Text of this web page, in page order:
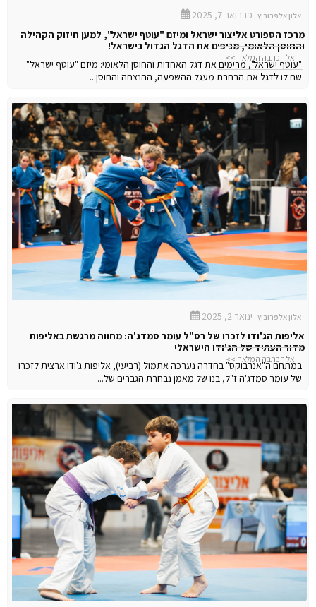
אלון אלפרוביץ פברואר 7, 2025
מרכז הספורט אליצור ישראל ומיזם "עוטף ישראל", למען חיזוק הקהילה
והחוסן הלאומי, מניפים את הדגל הגדול בישראל!
"עוטף ישראל", מרימים את דגל האחדות והחוסן הלאומי: מיזם "עוטף ישראל"
שם לו לדגל את הרחבת מעגל ההשפעה, ההנצחה והחוסן...
אל הכתבה המלאה >>
אלון אלפרוביץ ינואר 2, 2025
אליפות הג'ודו לזכרו של רס"ל עומר סמדג'ה: מחווה מרגשת באליפות
מדור העתיד של הג'ודו הישראלי
במתחם ה"אנרבוקס" בחדרה נערכה אתמול (רביעי), אליפות ג'ודו ארצית לזכרו
של עומר סמדג'ה ז"ל, בנו של מאמן נבחרת הגברים של...
אל הכתבה המלאה >>